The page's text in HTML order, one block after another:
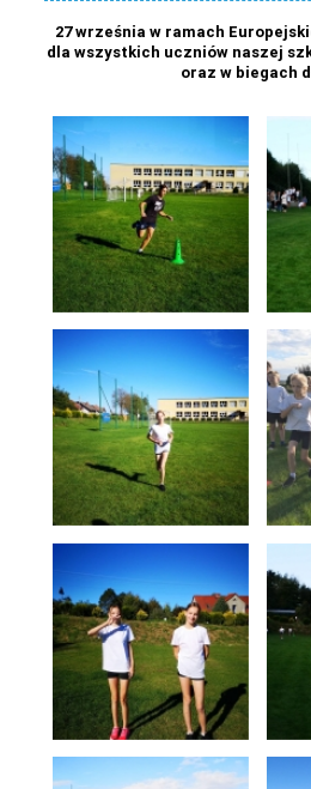
27 września w ramach
dla wszystkich uczniów naszej
oraz w biegach